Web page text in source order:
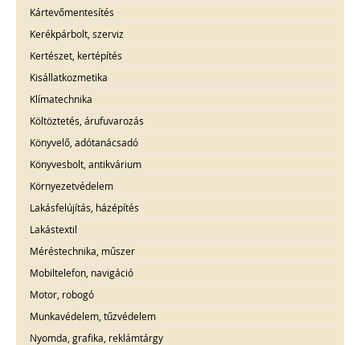
Kártevőmentesítés
Kerékpárbolt, szerviz
Kertészet, kertépítés
Kisállatkozmetika
Klímatechnika
Költöztetés, árufuvarozás
Könyvelő, adótanácsadó
Könyvesbolt, antikvárium
Környezetvédelem
Lakásfelújítás, házépítés
Lakástextil
Méréstechnika, műszer
Mobiltelefon, navigáció
Motor, robogó
Munkavédelem, tűzvédelem
Nyomda, grafika, reklámtárgy